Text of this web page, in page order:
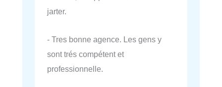
jarter.
- Tres bonne agence. Les gens y
sont trés compétent et
professionnelle.